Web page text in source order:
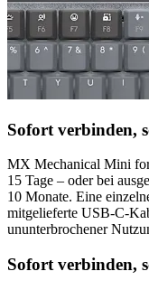
Sofort verbinden,
MX Mechanical Mini
15 Tage – oder bei
10 Monate. Eine
mitgelieferte USB-C-
ununterbrochener
Sofort verbinden,